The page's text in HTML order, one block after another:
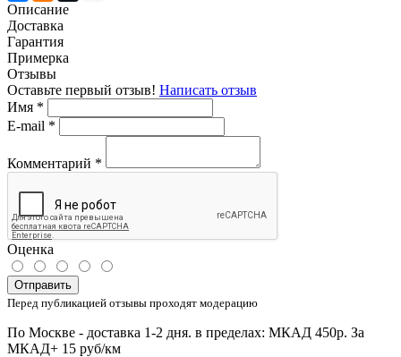
Описание
Доставка
Гарантия
Примерка
Отзывы
Оставьте первый отзыв! Написать отзыв
Имя *
E-mail *
Комментарий *
Оценка
Отправить
Перед публикацией отзывы проходят модерацию
По Москве - доставка 1-2 дня. в пределах: МКАД 450р. За
МКАД+ 15 руб/км